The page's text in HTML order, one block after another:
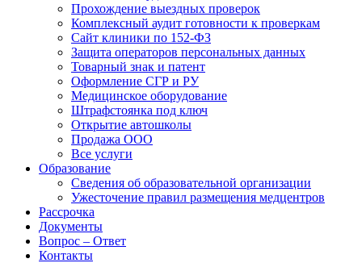
Прохождение выездных проверок
Комплексный аудит готовности к проверкам
Сайт клиники по 152-ФЗ
Защита операторов персональных данных
Товарный знак и патент
Оформление СГР и РУ
Медицинское оборудование
Штрафстоянка под ключ
Открытие автошколы
Продажа ООО
Все услуги
Образование
Сведения об образовательной организации
Ужесточение правил размещения медцентров
Рассрочка
Документы
Вопрос – Ответ
Контакты